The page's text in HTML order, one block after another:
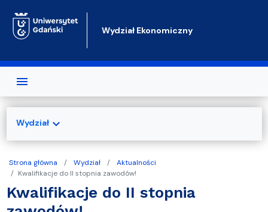
Wydział Ekonomiczny
Strona główna Wydział
Aktualności
Kwalifikacje do II stopnia zawodów!
Kwalifikacje do II stopnia
Wydziałexpand_more